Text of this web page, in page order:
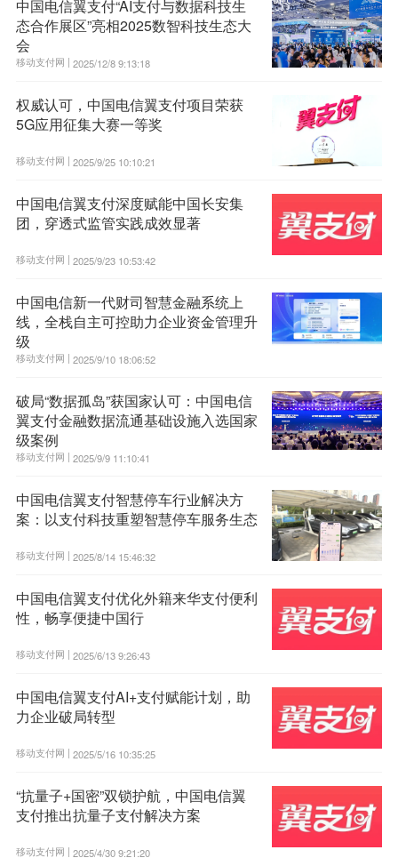
中国电信翼支付“AI支付与数据科技生
态合作展区”亮相2025数智科技生态大
会
移动支付网 | 2025/12/8 9:13:18
权威认可，中国电信翼支付项目荣获
5G应用征集大赛一等奖
移动支付网 | 2025/9/25 10:10:21
中国电信翼支付深度赋能中国长安集
团，穿透式监管实践成效显著
移动支付网 | 2025/9/23 10:53:42
中国电信新一代财司智慧金融系统上
线，全栈自主可控助力企业资金管理升
级
移动支付网 | 2025/9/10 18:06:52
破局“数据孤岛”获国家认可：中国电信
翼支付金融数据流通基础设施入选国家
级案例
移动支付网 | 2025/9/9 11:10:41
中国电信翼支付智慧停车行业解决方
案：以支付科技重塑智慧停车服务生态
移动支付网 | 2025/8/14 15:46:32
中国电信翼支付优化外籍来华支付便利
性，畅享便捷中国行
移动支付网 | 2025/6/13 9:26:43
中国电信翼支付AI+支付赋能计划，助
力企业破局转型
移动支付网 | 2025/5/16 10:35:25
“抗量子+国密”双锁护航，中国电信翼
支付推出抗量子支付解决方案
移动支付网 | 2025/4/30 9:21:20